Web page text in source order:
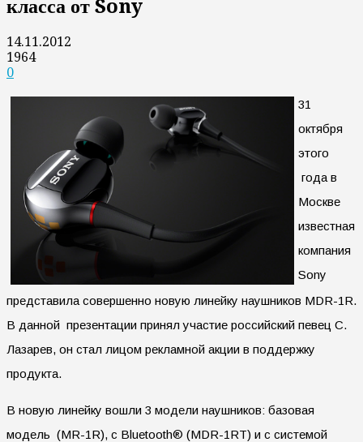
класса от Sony
14.11.2012
1964
0
31
октября
этого
года в
Москве
известная
компания
Sony
представила совершенно новую линейку наушников MDR-1R.
В данной презентации принял участие российский певец С.
Лазарев, он стал лицом рекламной акции в поддержку
продукта.
В новую линейку вошли 3 модели наушников: базовая
модель (MR-1R), с Bluetooth® (MDR-1RT) и с системой